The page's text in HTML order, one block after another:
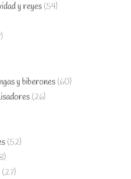
y reyes (54)
y biberones (60)
(26)
(52)
(27)